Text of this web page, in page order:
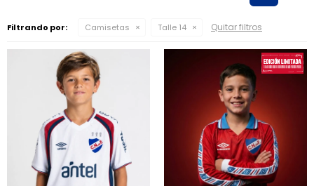
Filtrando por: Camisetas Talle 14 Quitar filtros